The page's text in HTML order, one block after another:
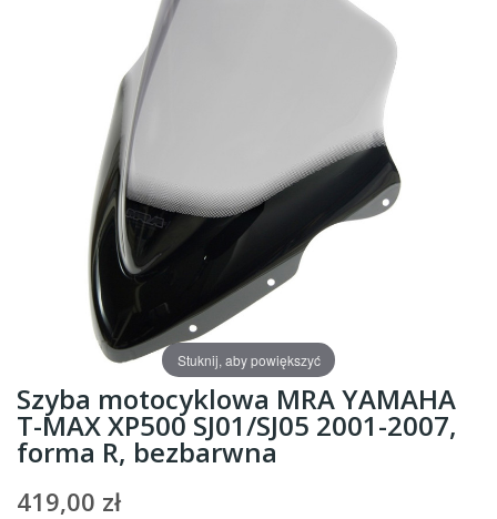
Stuknij, aby powiększyć
Szyba motocyklowa MRA YAMAHA
T-MAX XP500 SJ01/SJ05 2001-2007,
forma R, bezbarwna
419,00 zł